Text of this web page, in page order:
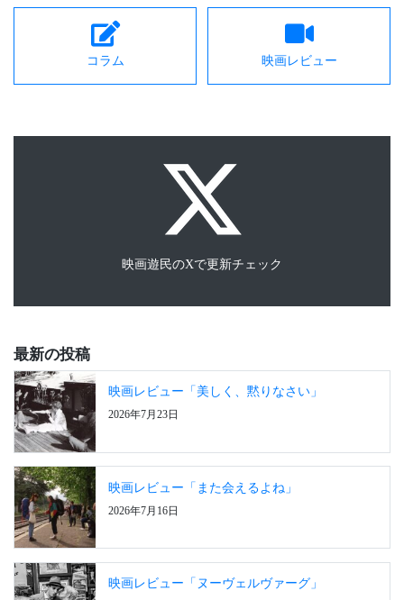
コラム 映画レビュー
映画遊民のXで更新チェック
最新の投稿
映画レビュー「美しく、黙りなさい」
2026年7月23日
映画レビュー「また会えるよね」
2026年7月16日
映画レビュー「ヌーヴェルヴァーグ」